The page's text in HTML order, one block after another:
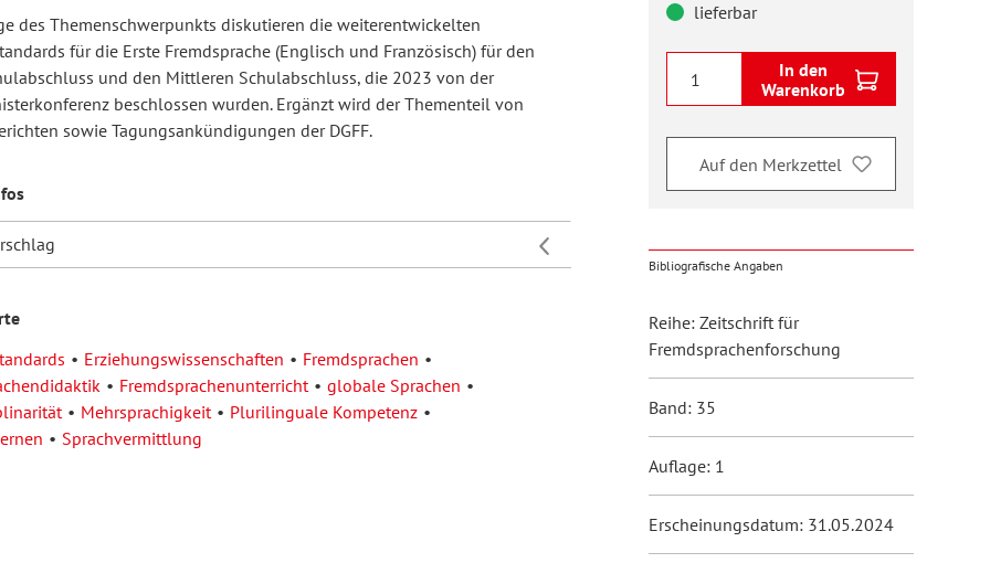
und Unterrichtsforschung
und
Forum
für
Fremdsprachenforschung
des Themenschwerpunkts diskutieren die weiterentwickelten
für die Erste Fremdsprache (Englisch und Französisch) für den
und den Mittleren Schulabschluss, die 2023 von der
beschlossen wurden. Ergänzt wird der Thementeil von
sowie Tagungsankündigungen der DGFF.
Erziehungswissenschaften
Fremdsprachen
Fremdsprachenunterricht
globale Sprachen
Mehrsprachigkeit
Plurilinguale Kompetenz
Sprachvermittlung
lieferbar
In den
Warenkorb
Auf den Merkzettel
Bibliografische Angaben
Reihe: Zeitschrift für
Fremdsprachenforschung
Band: 35
Auflage: 1
Erscheinungsdatum: 31.05.2024